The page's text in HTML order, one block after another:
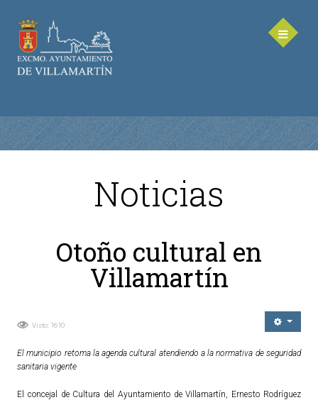
Equipo de Gobierno
Corporación Municipal - Legislatura 2023-2027
Servicios Municipales
Noticias
Otoño cultural en
Villamartín
Visto: 1610
El municipio retoma la agenda cultural atendiendo a la normativa de seguridad
sanitaria vigente
El concejal de Cultura del Ayuntamiento de Villamartín, Ernesto Rodríguez